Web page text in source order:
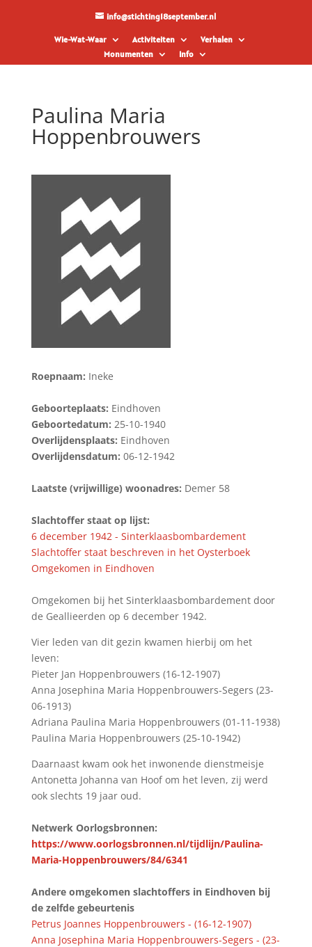
info@stichting18september.nl
Wie-Wat-Waar Activiteiten
Verhalen
Monumenten
Info
Paulina Maria
Hoppenbrouwers
Roepnaam: Ineke
Geboorteplaats: Eindhoven
Geboortedatum: 25-10-1940
Overlijdensplaats: Eindhoven
Overlijdensdatum: 06-12-1942
Laatste (vrijwillige) woonadres: Demer 58
Slachtoffer staat op lijst:
6 december 1942 - Sinterklaasbombardement
Slachtoffer staat beschreven in het Oysterboek
Omgekomen in Eindhoven
Omgekomen bij het Sinterklaasbombardement door
de Geallieerden op 6 december 1942.
Vier leden van dit gezin kwamen hierbij om het
leven:
Pieter Jan Hoppenbrouwers (16-12-1907)
Anna Josephina Maria Hoppenbrouwers-Segers (23-
06-1913)
Adriana Paulina Maria Hoppenbrouwers (01-11-1938)
Paulina Maria Hoppenbrouwers (25-10-1942)
Daarnaast kwam ook het inwonende dienstmeisje
Antonetta Johanna van Hoof om het leven, zij werd
ook slechts 19 jaar oud.
Netwerk Oorlogsbronnen:
https://www.oorlogsbronnen.nl/tijdlijn/Paulina-
Maria-Hoppenbrouwers/84/6341
Andere omgekomen slachtoffers in Eindhoven bij
de zelfde gebeurtenis
Petrus Joannes Hoppenbrouwers - (16-12-1907)
Anna Josephina Maria Hoppenbrouwers-Segers - (23-